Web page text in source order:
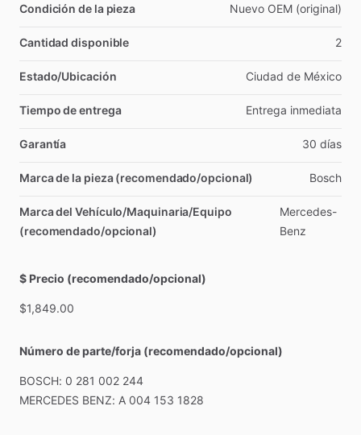
Condición de la pieza Nuevo OEM (original)
Cantidad disponible 2
Estado/Ubicación Ciudad de México
Tiempo de entrega Entrega inmediata
Garantía 30 días
Marca de la pieza (recomendado/opcional) Bosch
Marca del Vehículo/Maquinaria/Equipo
(recomendado/opcional)
Mercedes-
Benz
$ Precio (recomendado/opcional)
$1,849.00
Número de parte/forja (recomendado/opcional)
BOSCH: 0 281 002 244
MERCEDES BENZ: A 004 153 1828